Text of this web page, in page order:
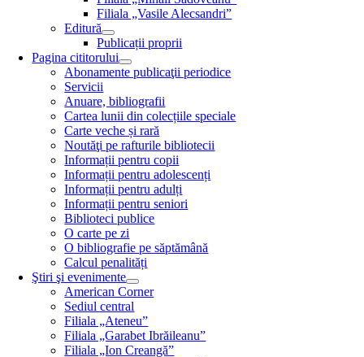
Filiala „Vasile Alecsandri”
Editură
Publicații proprii
Pagina cititorului
Abonamente publicaţii periodice
Servicii
Anuare, bibliografii
Cartea lunii din colecțiile speciale
Carte veche și rară
Noutăţi pe rafturile bibliotecii
Informații pentru copii
Informații pentru adolescenți
Informații pentru adulți
Informații pentru seniori
Biblioteci publice
O carte pe zi
O bibliografie pe săptămână
Calcul penalități
Ştiri şi evenimente
American Corner
Sediul central
Filiala „Ateneu”
Filiala „Garabet Ibrăileanu”
Filiala „Ion Creangă”